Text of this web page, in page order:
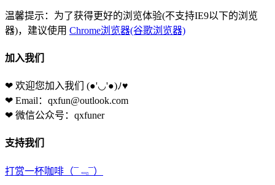
温馨提示：为了获得更好的浏览体验(不支持IE9以下的浏览
器)，建议使用 Chrome浏览器(谷歌浏览器)
加入我们
❤ 欢迎您加入我们 (●'◡'●)ﾉ♥
❤ Email：qxfun@outlook.com
❤ 微信公众号：qxfuner
支持我们
打赏一杯咖啡 （¯﹃¯）